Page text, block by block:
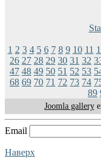
1 2 3 4 5 6 7 8 9 10 11
26 27 28 29 30 31 32
47 48 49 50 51 52 53
68 69 70 71 72 73 74
89
Joomla gallery
Email
Наверх